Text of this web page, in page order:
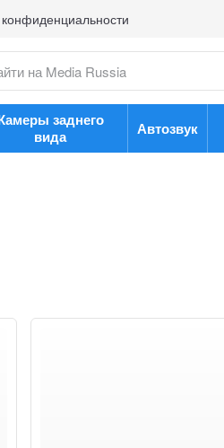
заднего
вида
Автозвук